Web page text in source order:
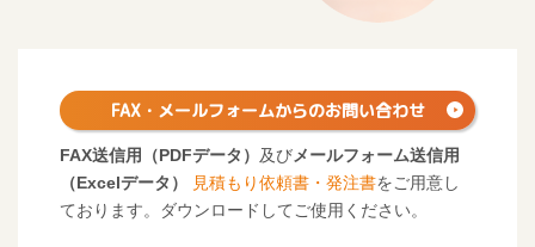
FAX・メールフォームからのお問い合わせ
FAX送信用（PDFデータ） 及びメールフォーム送信用
（Excelデータ）
見積もり依頼書・発注書をご用意し
ております。ダウンロードしてご使用ください。